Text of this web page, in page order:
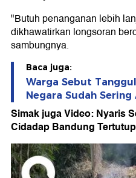
"Butuh penanganan lebih
dikhawatirkan longsoran
sambungnya.
Baca juga:
Warga Sebut
Negara Sudah
Simak juga Video: Nyaris
Cidadap Bandung